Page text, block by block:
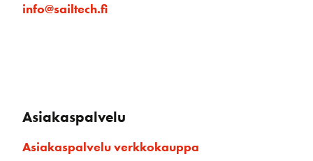
info@sailtech.fi
Asiakaspalvelu
Asiakaspalvelu verkkokauppa